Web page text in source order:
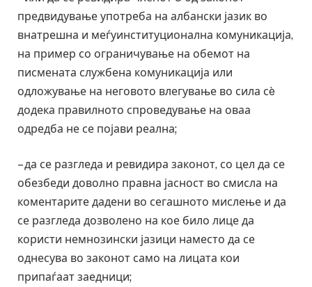
предвидување употреба на албански јазик во
внатрешна и меѓуинституционална комуникација,
на пример со ограничување на обемот на
писмената службена комуникација или
одложување на неговото влегување во сила сè
додека правилното спроведување на оваа
одредба не се појави реална;
– да се разгледа и ревидира законот, со цел да се
обезбеди доволно правна јасност во смисла на
коментарите дадени во сегашното мислење и да
се разгледа дозволено на кое било лице да
користи немнозински јазици наместо да се
однесува во законот само на лицата кои
припаѓаат заедници;